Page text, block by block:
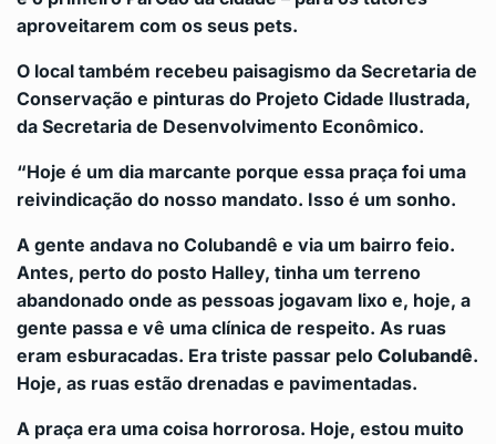
aproveitarem com os seus pets.
O local também recebeu paisagismo da Secretaria de
Conservação e pinturas do Projeto Cidade Ilustrada,
da Secretaria de Desenvolvimento Econômico.
“Hoje é um dia marcante porque essa praça foi uma
reivindicação do nosso mandato. Isso é um sonho.
A gente andava no Colubandê e via um bairro feio.
Antes, perto do posto Halley, tinha um terreno
abandonado onde as pessoas jogavam lixo e, hoje, a
gente passa e vê uma clínica de respeito. As ruas
eram esburacadas. Era triste passar pelo Colubandê.
Hoje, as ruas estão drenadas e pavimentadas.
A praça era uma coisa horrorosa. Hoje, estou muito